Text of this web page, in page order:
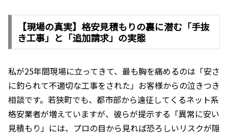
【現場の真実】格安見積もりの裏に潜む「手抜
き工事」と「追加請求」の実態
私が25年間現場に立ってきて、最も胸を痛めるのは「安さ
に釣られて不適切な工事をされた」お客様からの泣きつき
相談です。若狭町でも、都市部から遠征してくるネット系
格安業者が増えていますが、彼らが提示する「異常に安い
見積もり」には、プロの目から見れば恐ろしいリスクが隠